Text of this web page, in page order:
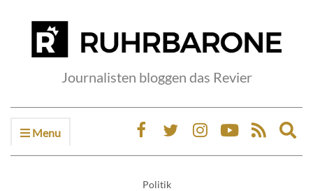
Journalisten bloggen das Revier
Menu
Politik